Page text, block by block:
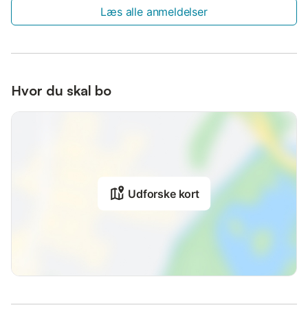
Læs alle anmeldelser
Hvor du skal bo
Udforske kort